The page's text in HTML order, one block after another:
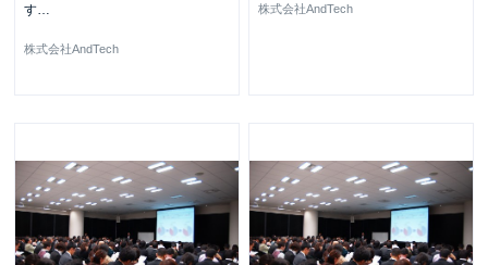
す…
株式会社AndTech
株式会社AndTech